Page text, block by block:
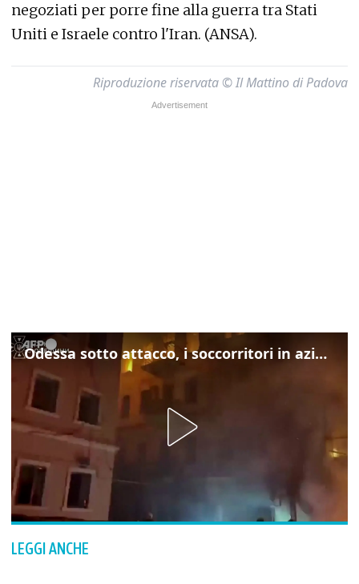
negoziati per porre fine alla guerra tra Stati
Uniti e Israele contro l'Iran. (ANSA).
Riproduzione riservata © Il Mattino di Padova
Odessa sotto attacco, i soccorritori in azione
LEGGI ANCHE